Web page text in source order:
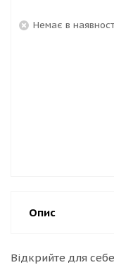
Немає в
Опис
Відкрийте для